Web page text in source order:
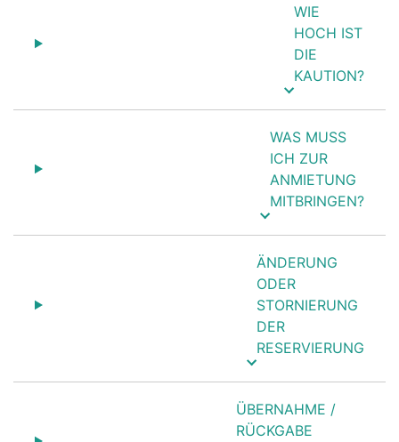
WIE
HOCH IST
DIE
KAUTION?
WAS MUSS
ICH ZUR
ANMIETUNG
MITBRINGEN?
ÄNDERUNG
ODER
STORNIERUNG
DER
RESERVIERUNG
ÜBERNAHME /
RÜCKGABE